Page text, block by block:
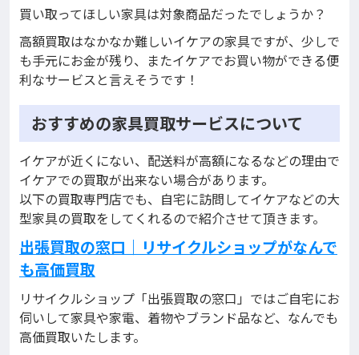
買い取ってほしい家具は対象商品だったでしょうか？
高額買取はなかなか難しいイケアの家具ですが、少しで
も手元にお金が残り、またイケアでお買い物ができる便
利なサービスと言えそうです！
おすすめの家具買取サービスについて
イケアが近くにない、配送料が高額になるなどの理由で
イケアでの買取が出来ない場合があります。
以下の買取専門店でも、自宅に訪問してイケアなどの大
型家具の買取をしてくれるので紹介させて頂きます。
出張買取の窓口｜リサイクルショップがなんで
も高価買取
リサイクルショップ「出張買取の窓口」ではご自宅にお
伺いして家具や家電、着物やブランド品など、なんでも
高価買取いたします。